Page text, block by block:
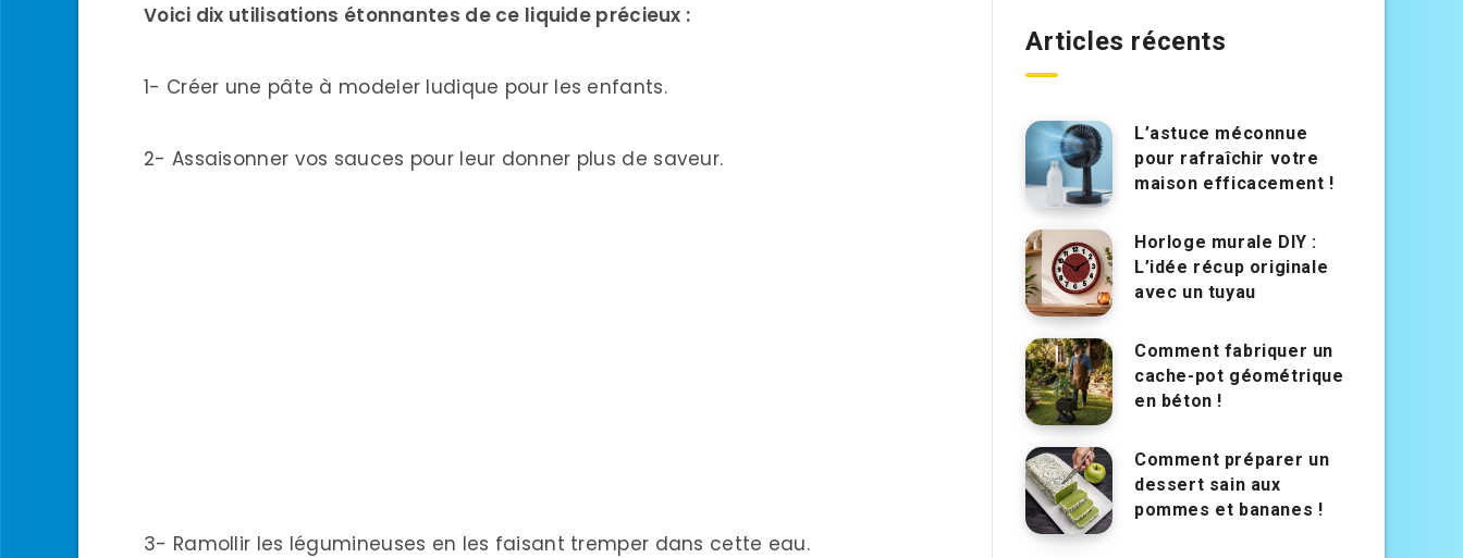
Voici dix utilisations étonnantes de ce liquide précieux :
1- Créer une pâte à modeler ludique pour les enfants.
2- Assaisonner vos sauces pour leur donner plus de saveur.
3- Ramollir les légumineuses en les faisant tremper dans cette eau.
Articles récents
L’astuce méconnue
pour rafraîchir votre
maison efficacement !
Horloge murale DIY :
L’idée récup originale
avec un tuyau
Comment fabriquer un
cache-pot géométrique
en béton !
Comment préparer un
dessert sain aux
pommes et bananes !